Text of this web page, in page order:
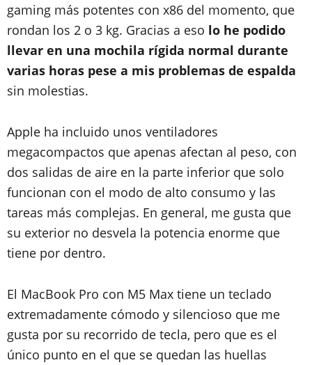
gaming más potentes con x86 del momento, que
rondan los 2 o 3 kg. Gracias a eso lo he podido
llevar en una mochila rígida normal durante
varias horas pese a mis problemas de espalda
sin molestias.
Apple ha incluido unos ventiladores
megacompactos que apenas afectan al peso, con
dos salidas de aire en la parte inferior que solo
funcionan con el modo de alto consumo y las
tareas más complejas. En general, me gusta que
su exterior no desvela la potencia enorme que
tiene por dentro.
El MacBook Pro con M5 Max tiene un teclado
extremadamente cómodo y silencioso que me
gusta por su recorrido de tecla, pero que es el
único punto en el que se quedan las huellas